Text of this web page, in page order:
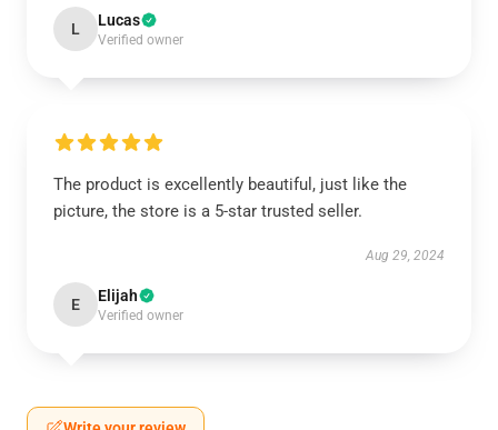
L Lucas
Verified owner
The product is excellently beautiful, just like the
picture, the store is a 5-star trusted seller.
Aug 29, 2024
E Elijah
Verified owner